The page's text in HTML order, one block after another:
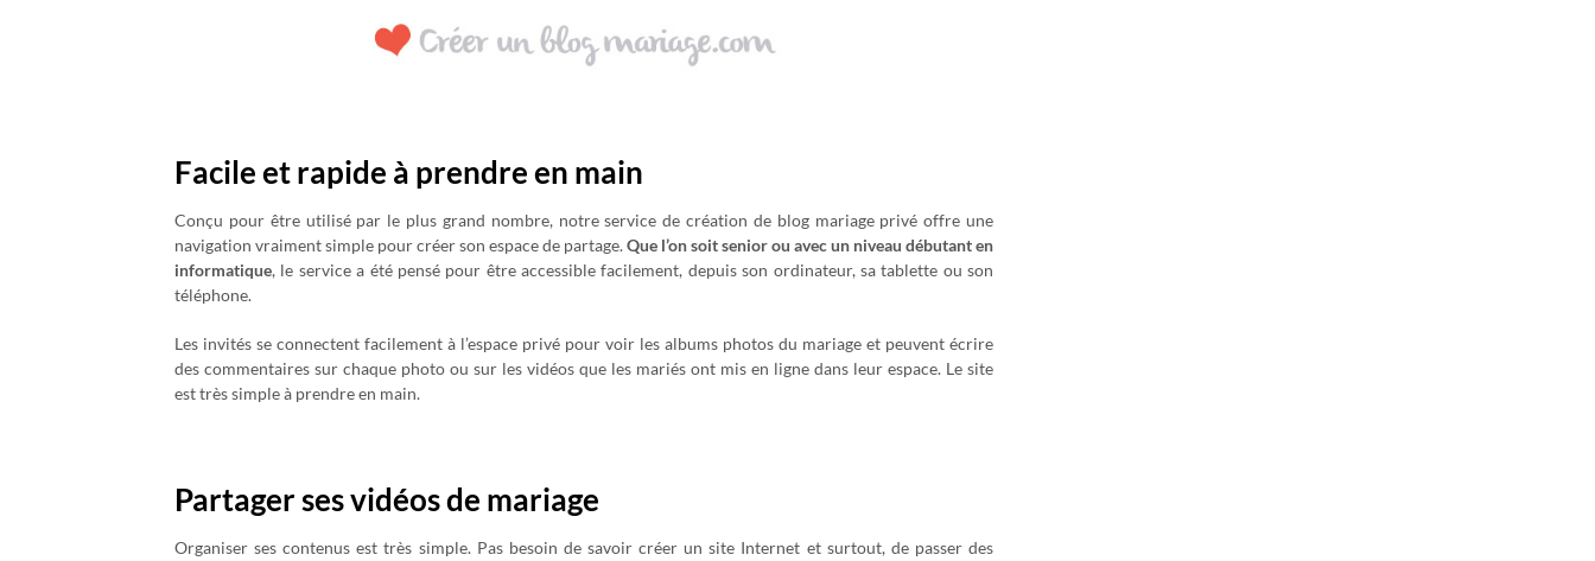
Facile et rapide à prendre en main
Conçu pour être utilisé par le plus grand nombre, notre service de création de blog mariage privé offre une
navigation vraiment simple pour créer son espace de partage.Que l’on soit senior ou avec un niveau débutant en
informatique, le service a été pensé pour être accessible facilement, depuis son ordinateur, sa tablette ou son
téléphone.
Les invités se connectent facilement à l’espace privé pour voir les albums photos du mariage et peuvent écrire
des commentaires sur chaque photo ou sur les vidéos que les mariés ont mis en ligne dans leur espace. Le site
est très simple à prendre en main.
Partager ses vidéos de mariage
Organiser ses contenus est très simple. Pas besoin de savoir créer un site Internet et surtout, de passer des